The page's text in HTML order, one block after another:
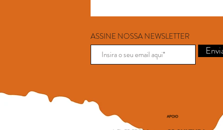
ASSINE NOSSA NEWSLETTER